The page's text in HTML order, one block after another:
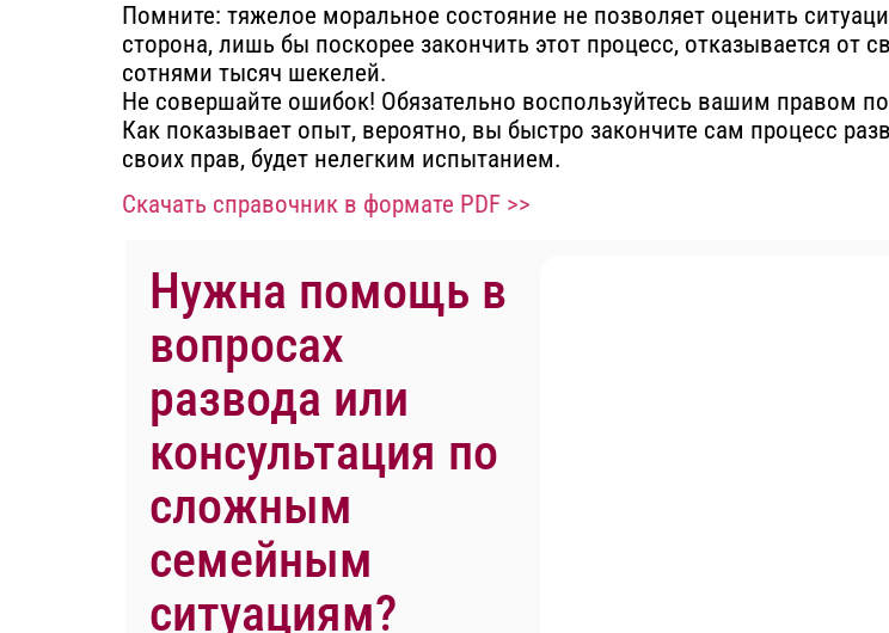
Помните: тяжелое моральное состояние не позволяет оценить
сторона, лишь бы поскорее закончить этот процесс, отказывается от
сотнями тысяч шекелей.
Не совершайте ошибок! Обязательно воспользуйтесь вашим правом
Как показывает опыт, вероятно, вы быстро закончите сам процесс
своих прав, будет нелегким испытанием.
Скачать справочник в формате PDF >>
Нужна помощь в
вопросах
развода или
консультация по
сложным
семейным
ситуациям?